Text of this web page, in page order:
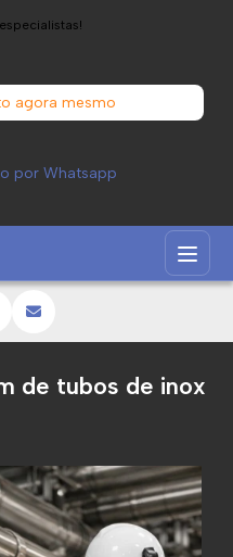
agora mesmo
por Whatsapp
inox
de tubos de inox